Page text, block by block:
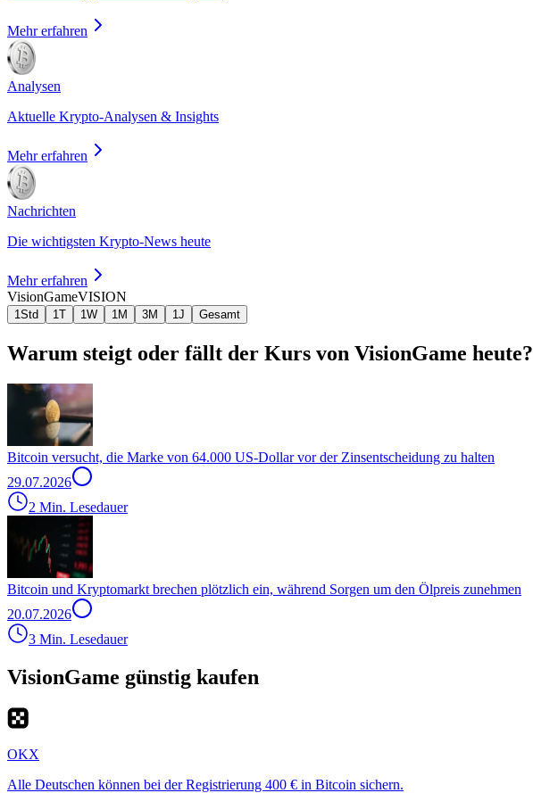
Mehr erfahren
Analysen
Aktuelle Krypto-Analysen & Insights
Mehr erfahren
Nachrichten
Die wichtigsten Krypto-News heute
Mehr erfahren
VisionGameVISION
1Std 1T 1W 1M 3M 1J Gesamt
Warum steigt oder fällt der Kurs von VisionGame heute?
Bitcoin versucht, die Marke von 64.000 US-Dollar vor der Zinsentscheidung zu halten
29.07.2026
2 Min. Lesedauer
Bitcoin und Kryptomarkt brechen plötzlich ein, während Sorgen um den Ölpreis zunehmen
20.07.2026
3 Min. Lesedauer
VisionGame günstig kaufen
OKX
Alle Deutschen können bei der Registrierung 400 € in Bitcoin sichern.